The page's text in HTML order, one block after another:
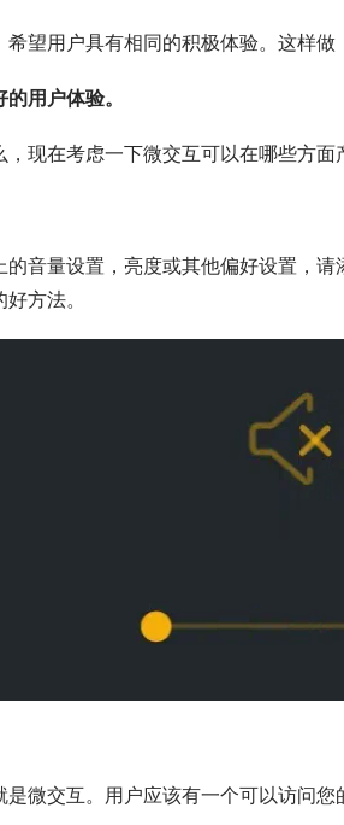
望用户具有相同的积极体验。这样
用户体验。
现在考虑一下微交互可以在哪些方
音量设置，亮度或其他偏好设置，
方法。
微交互。用户应该有一个可以访问